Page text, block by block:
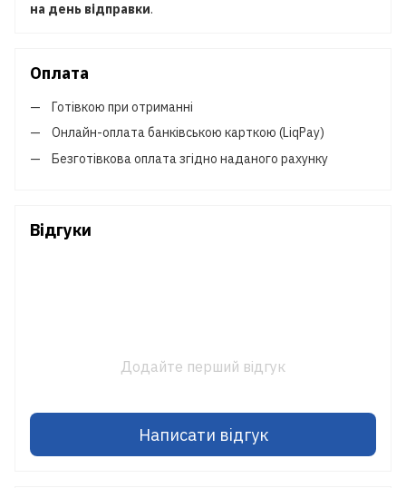
на день відправки.
Оплата
Готівкою при отриманні
Онлайн-оплата банківською карткою (LiqPay)
Безготівкова оплата згідно наданого рахунку
Відгуки
Додайте перший відгук
Написати відгук